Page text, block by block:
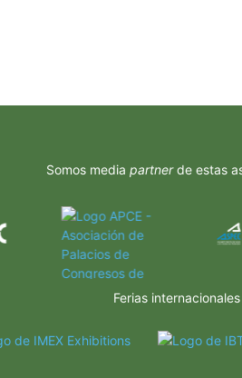
Somos media partnerde estas
Ferias internacionales